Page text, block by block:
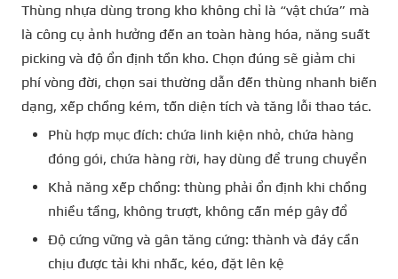
Thùng nhựa dùng trong kho không chỉ là “vật chứa” mà
là công cụ ảnh hưởng đến an toàn hàng hóa, năng suất
picking và độ ổn định tồn kho. Chọn đúng sẽ giảm chi
phí vòng đời, chọn sai thường dẫn đến thùng nhanh biến
dạng, xếp chồng kém, tốn diện tích và tăng lỗi thao tác.
Phù hợp mục đích: chứa linh kiện nhỏ, chứa hàng
đóng gói, chứa hàng rời, hay dùng để trung chuyển
Khả năng xếp chồng: thùng phải ổn định khi chồng
nhiều tầng, không trượt, không cấn mép gây đổ
Độ cứng vững và gân tăng cứng: thành và đáy cần
chịu được tải khi nhấc, kéo, đặt lên kệ